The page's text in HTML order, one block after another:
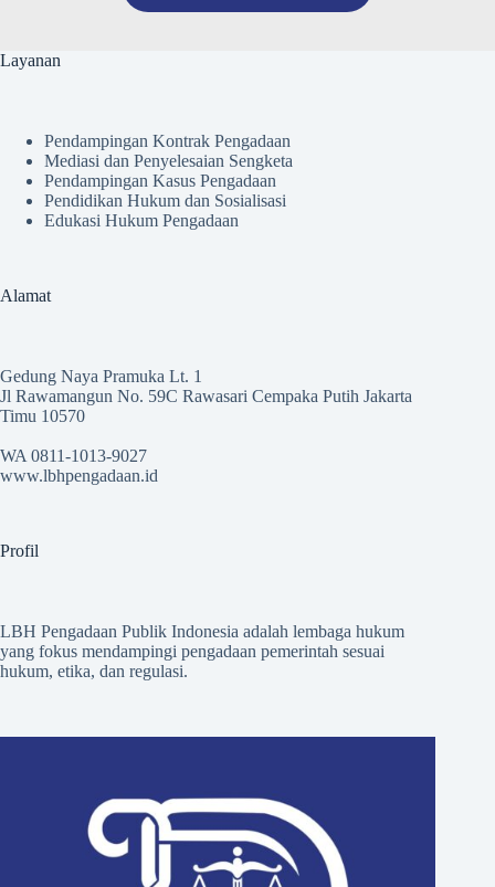
Layanan
Pendampingan Kontrak Pengadaan
Mediasi dan Penyelesaian Sengketa
Pendampingan Kasus Pengadaan
Pendidikan Hukum dan Sosialisasi
Edukasi Hukum Pengadaan
Alamat
Gedung Naya Pramuka Lt. 1
Jl Rawamangun No. 59C Rawasari Cempaka Putih Jakarta
Timu 10570
WA 0811-1013-9027
www.lbhpengadaan.id
Profil
LBH Pengadaan Publik Indonesia adalah lembaga hukum
yang fokus mendampingi pengadaan pemerintah sesuai
hukum, etika, dan regulasi.